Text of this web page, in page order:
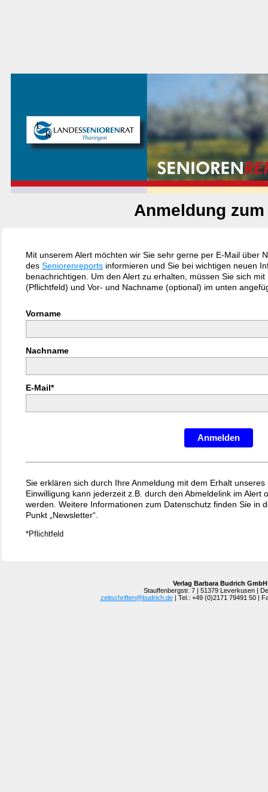
Anmeldung
Mit unserem Alert möchten wir Sie sehr gerne per E-Mail über
des Seniorenreports informieren und Sie bei wichtigen neuen
benachrichtigen. Um den Alert zu erhalten, müssen Sie sich
(Pflichtfeld) und Vor- und Nachname (optional) im unten
Vorname
Nachname
E-Mail*
Anmelden
Sie erklären sich durch Ihre Anmeldung mit dem Erhalt
Einwilligung kann jederzeit z.B. durch den Abmeldelink im Alert
werden. Weitere Informationen zum Datenschutz finden Sie in
Punkt „Newsletter“.
*Pflichtfeld
Verlag Barbara Budrich GmbH
Stauffenbergstr. 7 | 51379 Leverkusen |
zeitschriften@budrich.de| Tel.: +49 (0)2171 79491 50 |